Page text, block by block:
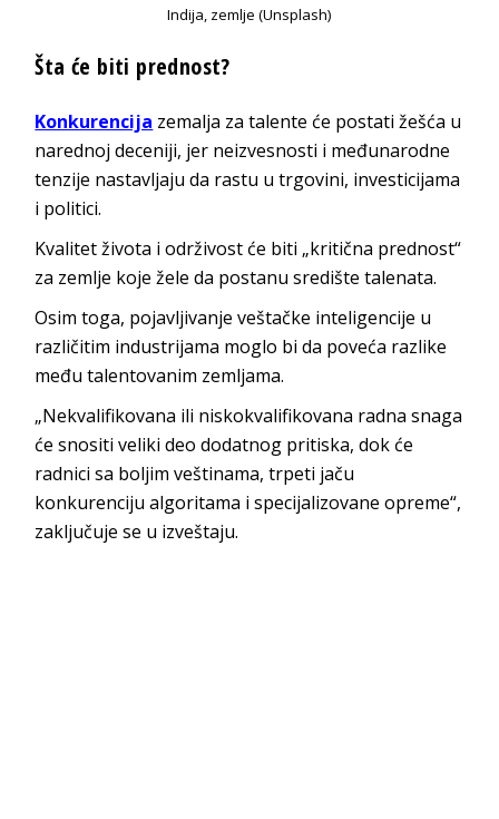
Indija, zemlje (Unsplash)
Šta će biti prednost?
Konkurencija zemalja za talente će postati žešća u
narednoj deceniji, jer neizvesnosti i međunarodne
tenzije nastavljaju da rastu u trgovini, investicijama
i politici.
Kvalitet života i održivost će biti „kritična prednost“
za zemlje koje žele da postanu središte talenata.
Osim toga, pojavljivanje veštačke inteligencije u
različitim industrijama moglo bi da poveća razlike
među talentovanim zemljama.
„Nekvalifikovana ili niskokvalifikovana radna snaga
će snositi veliki deo dodatnog pritiska, dok će
radnici sa boljim veštinama, trpeti jaču
konkurenciju algoritama i specijalizovane opreme“,
zaključuje se u izveštaju.